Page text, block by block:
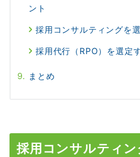
ント
採用コンサルティングを
採用代行（RPO）を選定
まとめ
採用コンサルティ